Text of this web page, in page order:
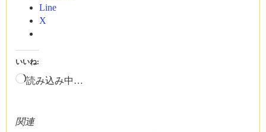
Line
X
いいね:
読み込み中…
関連